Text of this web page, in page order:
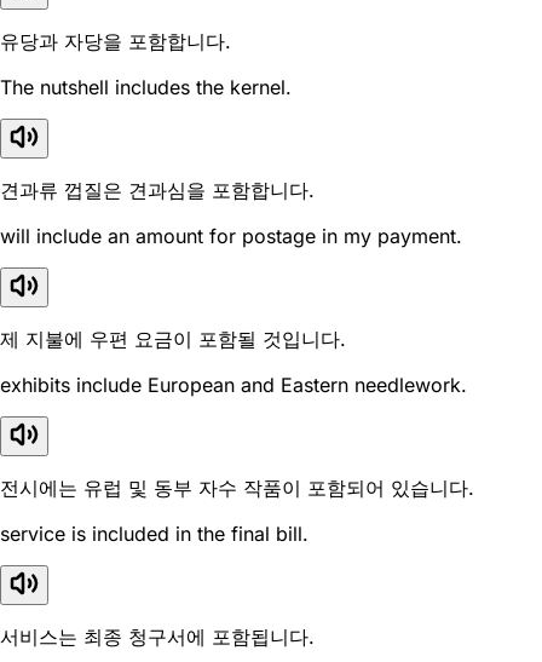
유당과 자당을 포함합니다.
The nutshell includes the kernel.
견과류 껍질은 견과심을 포함합니다.
will include an amount for postage in my payment.
제 지불에 우편 요금이 포함될 것입니다.
exhibits include European and Eastern needlework.
전시에는 유럽 및 동부 자수 작품이 포함되어 있습니다.
service is included in the final bill.
서비스는 최종 청구서에 포함됩니다.